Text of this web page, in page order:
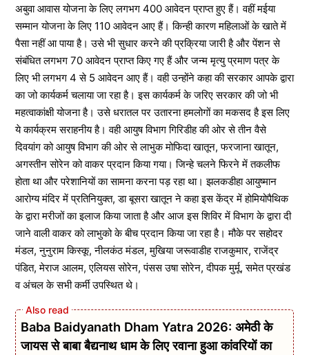
अबुवा आवास योजना के लिए लगभग 400 आवेदन प्राप्त हुए हैं। वहीं मईया
सम्मान योजना के लिए 110 आवेदन आए हैं। किन्ही कारण महिलाओं के खाते में
पैसा नहीं आ पाया है। उसे भी सुधार करने की प्रक्रिया जारी है और पेंशन से
संबंधित लगभग 70 आवेदन प्राप्त किए गए हैं और जन्म मृत्यु प्रमाण पत्र के
लिए भी लगभग 4 से 5 आवेदन आए हैं। वही उन्होंने कहा की सरकार आपके द्वारा
का जो कार्यकर्म चलाया जा रहा है। इस कार्यकर्म के जरिए सरकार की जो भी
महत्वाकांक्षी योजना है। उसे धरातल पर उतारना हमलोगों का मकसद है इस लिए
ये कार्यक्रम सराहनीय है। वही आयुष विभाग गिरिडीह की ओर से तीन वैसे
दिवयांग को आयुष विभाग की ओर से लाभुक मोफिदा खातून, फरजाना खातून,
अगस्तीन सोरेन को वाकर प्रदान किया गया। जिन्हे चलने फिरने में तकलीफ
होता था और परेशानियों का सामना करना पड़ रहा था। झलकडीहा आयुष्मान
आरोग्य मंदिर में प्रतिनियुक्त, डा बूसरा खातून ने कहा इस केंद्र में होमियोपैथिक
के द्वारा मरीजों का इलाज किया जाता है और आज इस शिविर में विभाग के द्वारा दी
जाने वाली वाकर को लाभुको के बीच प्रदान किया जा रहा है। मौके पर सहोदर
मंडल, नुनुराम किस्कू, नीलकंठ मंडल, मुखिया जरूवाडीह राजकुमार, राजेंद्र
पंडित, मेराज आलम, एलियस सोरेन, पंसस उषा सोरेन, दीपक मुर्मू, समेत प्रखंड
व अंचल के सभी कर्मी उपस्थित थे।
Baba Baidyanath Dham Yatra 2026: अमेठी के
जायस से बाबा बैद्यनाथ धाम के लिए रवाना हुआ कांवरियों का